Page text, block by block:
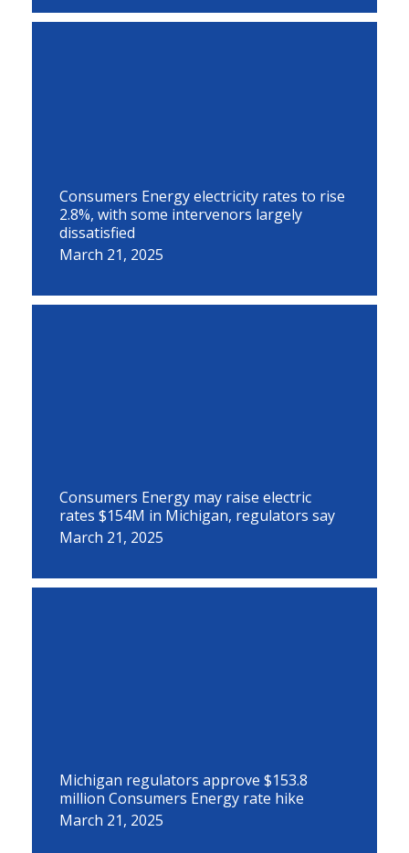
Consumers Energy electricity rates to rise
2.8%, with some intervenors largely
dissatisfied
March 21, 2025
Consumers Energy may raise electric
rates $154M in Michigan, regulators say
March 21, 2025
Michigan regulators approve $153.8
million Consumers Energy rate hike
March 21, 2025